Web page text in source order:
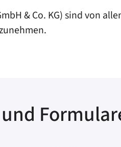
& Co. KG) sind von